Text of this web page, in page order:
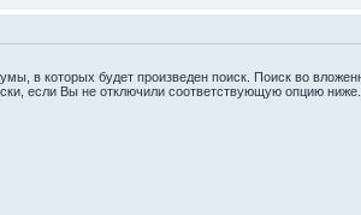
в которых будет произведен поиск. Поиск во
если Вы не отключили соответствующую опцию ниже.